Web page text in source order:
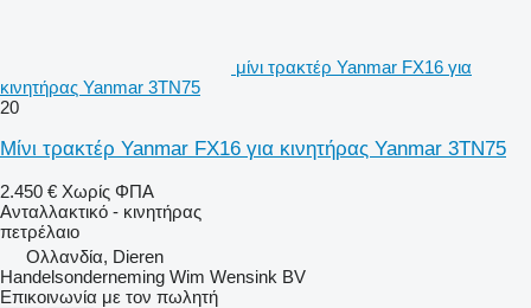
μίνι τρακτέρ Yanmar FX16 για
κινητήρας Yanmar 3TN75
20
Μίνι τρακτέρ Yanmar FX16 για κινητήρας Yanmar 3TN75
2.450 € Χωρίς ΦΠΑ
Ανταλλακτικό - κινητήρας
πετρέλαιο
Ολλανδία, Dieren
Handelsonderneming Wim Wensink BV
Επικοινωνία με τον πωλητή